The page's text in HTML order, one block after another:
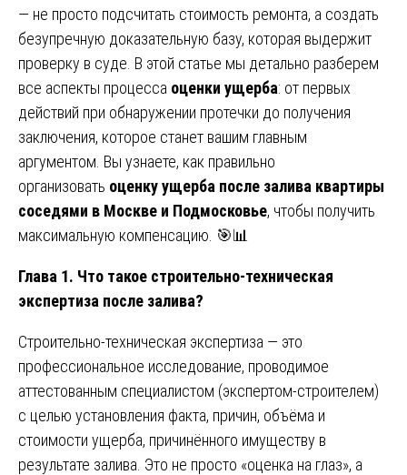
— не просто подсчитать стоимость ремонта, а создать
безупречную доказательную базу, которая выдержит
проверку в суде. В этой статье мы детально разберем
все аспекты процесса оценки ущерба: от первых
действий при обнаружении протечки до получения
заключения, которое станет вашим главным
аргументом. Вы узнаете, как правильно
организовать оценку ущерба после залива квартиры
соседями в Москве и Подмосковье, чтобы получить
максимальную компенсацию. 🎯📊
Глава 1. Что такое строительно-техническая
экспертиза после залива?
Строительно-техническая экспертиза — это
профессиональное исследование, проводимое
аттестованным специалистом (экспертом-строителем)
с целью установления факта, причин, объёма и
стоимости ущерба, причинённого имуществу в
результате залива. Это не просто «оценка на глаз», а